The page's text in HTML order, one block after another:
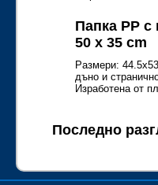
Папка PP с
50 x 35 cm
Размери:
дъно и
Изработена от
Последно